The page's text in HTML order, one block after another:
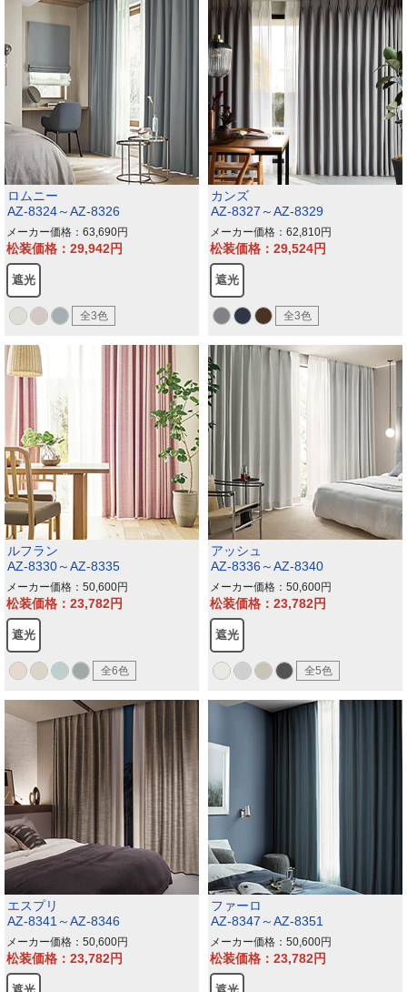
ロムニー
AZ-8324～AZ-8326
メーカー価格：63,690
松装価格：29,942
遮光
全3色
カンズ
AZ-8327～AZ-8329
メーカー価格：62,810
松装価格：29,524
遮光
全3色
ルフラン
AZ-8330～AZ-8335
メーカー価格：50,600
松装価格：23,782
遮光
全6色
アッシュ
AZ-8336～AZ-8340
メーカー価格：50,600
松装価格：23,782
遮光
全5色
エスプリ
AZ-8341～AZ-8346
メーカー価格：50,600
松装価格：23,782
ファーロ
AZ-8347～AZ-8351
メーカー価格：50,600
松装価格：23,782